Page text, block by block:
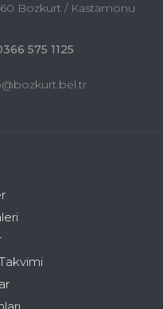
Bozkurt / Kastamonu
575 1125